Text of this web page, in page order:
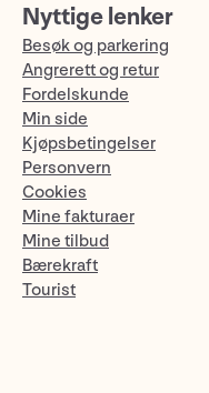
Nyttige lenker
Besøk og parkering
Angrerett og retur
Fordelskunde
Min side
Kjøpsbetingelser
Personvern
Cookies
Mine fakturaer
Mine tilbud
Bærekraft
Tourist